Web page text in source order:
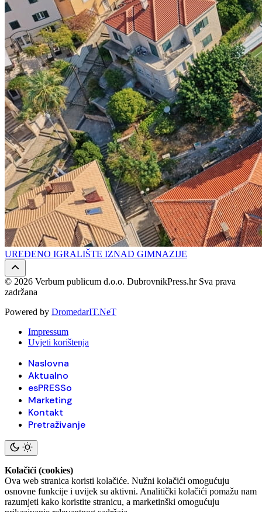
UREĐENO IGRALIŠTE IZNAD GIMNAZIJE
© 2026 Verbum publicum d.o.o. DubrovnikPress.hr Sva prava
zadržana
Powered by DromedarIT.NeT
Impressum
Uvjeti korištenja
Naslovna
Aktualno
esPRESSo
Marketing
Kontakt
Pretraživanje
Kolačići (cookies)
Ova web stranica koristi kolačiće. Nužni kolačići omogućuju
osnovne funkcije i uvijek su aktivni. Analitički kolačići pomažu nam
razumjeti kako koristite stranicu, a marketinški omogućuju